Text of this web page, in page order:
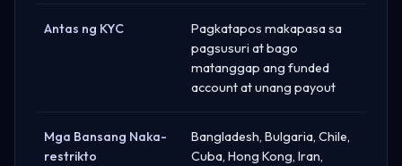
Antas ng KYC
Pagkatapos makapasa sa
pagsusuri at bago
matanggap ang funded
account at unang payout
Mga Bansang Naka-
restrikto
Bangladesh, Bulgaria, Chile,
Cuba, Hong Kong, Iran,